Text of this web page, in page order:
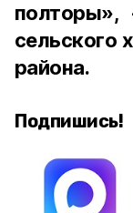
полторы»,
сельского
района.
Подпишись!